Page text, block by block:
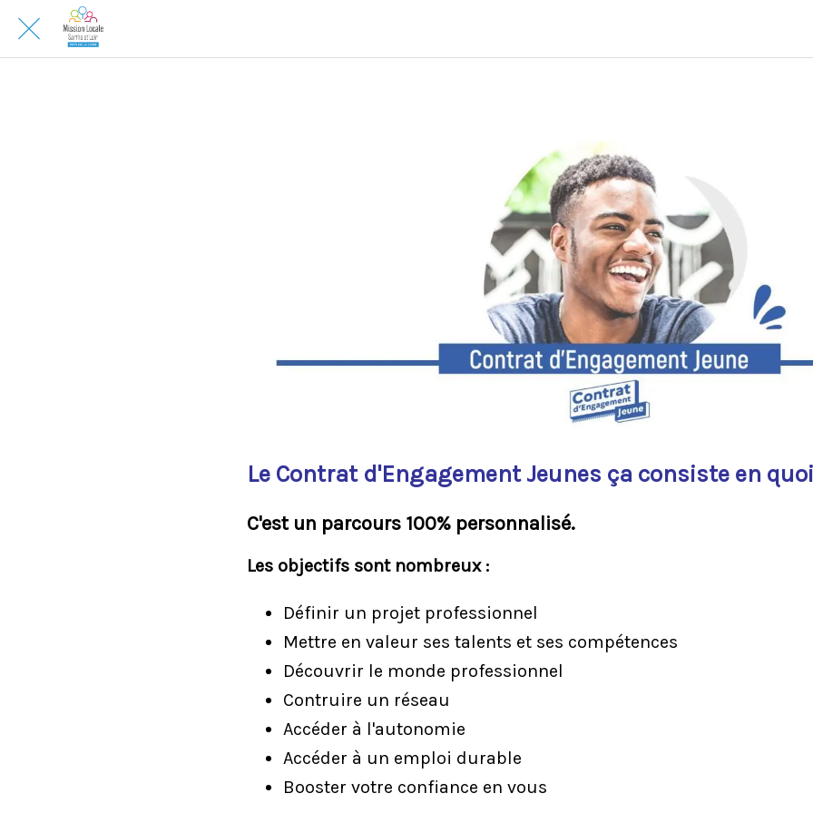
Le Contrat d'Engagement Jeunes ça consiste en
C'est un parcours 100% personnalisé. ​
Les objectifs sont nombreux :
Définir un projet professionnel
Mettre en valeur ses talents et ses compétences
Découvrir le monde professionnel
Contruire un réseau
Accéder à l'autonomie
Accéder à un emploi durable
Booster votre confiance en vous